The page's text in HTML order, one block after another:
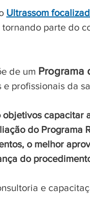
Ultrassom
parte do
de um Programa
profissionais da
capacitar
do Programa
o melhor
do
e